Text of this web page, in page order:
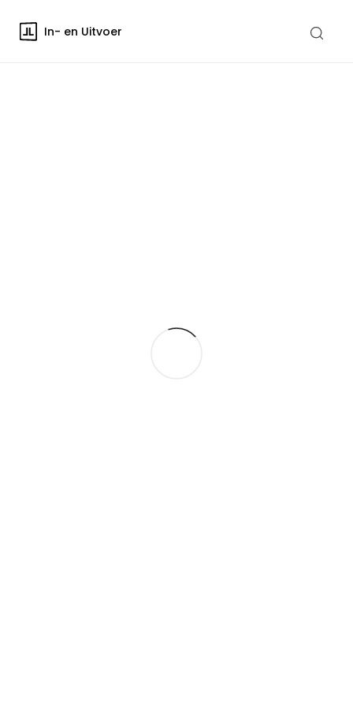
In- en Uitvoer